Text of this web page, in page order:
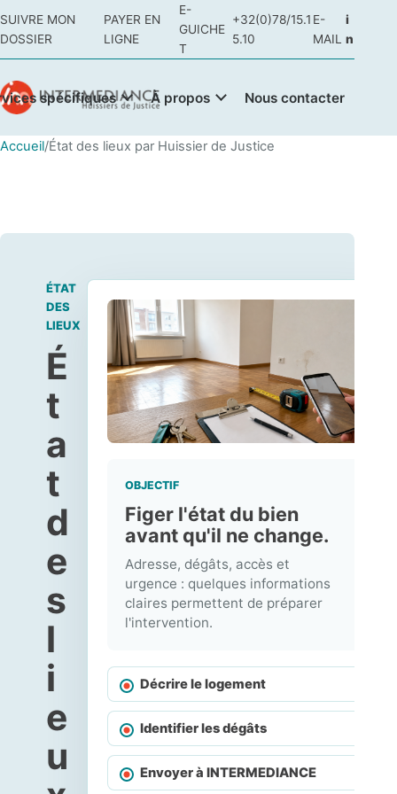
SUIVRE MON
DOSSIER
PAYER EN
LIGNE
E-
GUICHE
T
+32(0)78/15.1
5.10
E-
MAIL
i
n
spécifiques À propos Nous contacter
Accueil/État des lieux par Huissier de Justice
ÉTAT
DES
LIEUX
É
t
a
t
d
e
s
l
i
e
u
OBJECTIF
Figer l'état du bien
avant qu'il ne change.
Adresse, dégâts, accès et
urgence : quelques informations
claires permettent de préparer
l'intervention.
Décrire le logement
Identifier les dégâts
Envoyer à INTERMEDIANCE